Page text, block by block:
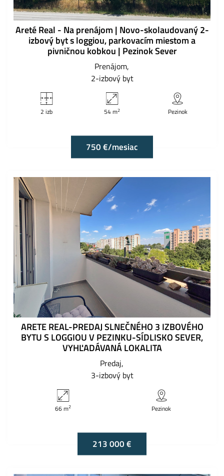
Areté Real - Na prenájom | Novo-skolaudovaný 2-
izbový byt s loggiou, parkovacím miestom a
pivničnou kobkou | Pezinok Sever
Prenájom
2-izbový byt
2 izb 54 m2 Pezinok
750 €/mesiac
ARETE REAL-PREDAJ SLNEČNÉHO 3 IZBOVÉHO
BYTU S LOGGIOU V PEZINKU-SÍDLISKO SEVER,
VYHĽADÁVANÁ LOKALITA
Predaj
3-izbový byt
66 m2 Pezinok
213 000 €